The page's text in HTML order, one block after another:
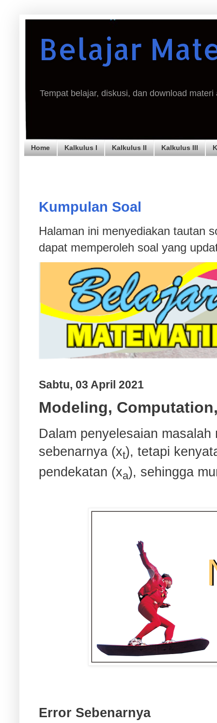
Belajar
Tempat belajar, diskusi, dan download
Home Kalkulus I Kalkulus II Kalkulus III
Kumpulan Soal
Halaman ini menyediakan tautan
dapat memperoleh soal yang
Sabtu, 03 April 2021
Modeling,
Dalam penyelesaian
sebenarnya (xt), tetapi
pendekatan (xa), sehingga
Error Sebenarnya